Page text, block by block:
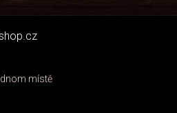
místě